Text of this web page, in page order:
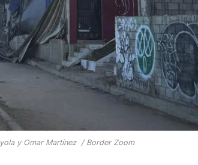
y Omar Martínez / Border Zoom